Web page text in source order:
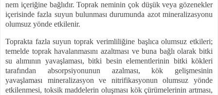
nem içeriğine bağlıdır. Toprak neminin çok düşük veya gözenekler
içerisinde fazla suyun bulunması durumunda azot mineralizasyonu
olumsuz yönde etkilenir.
Toprakta fazla suyun toprak verimliliğine başlıca olumsuz etkileri;
temelde toprak havalanmasını azaltması ve buna bağlı olarak bitki
su alımının yavaşlaması, bitki besin elementlerinin bitki kökleri
tarafından absorpsiyonunun azalması, kök gelişmesinin
yavaşlaması mineralizasyon ve nitrifikasyonun olumsuz yönde
etkilenmesi, toksik maddelerin oluşması kök çürümelerinin artması,